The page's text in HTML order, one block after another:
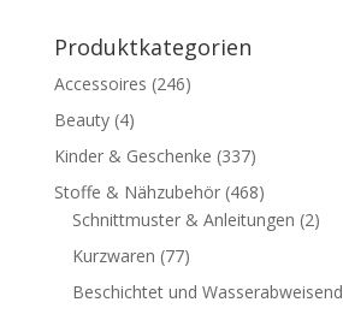
Produktkategorien
Accessoires (246)
Beauty (4)
Kinder & Geschenke (337)
Stoffe & Nähzubehör (468)
Schnittmuster & Anleitungen (2)
Kurzwaren (77)
Beschichtet und Wasserabweisend